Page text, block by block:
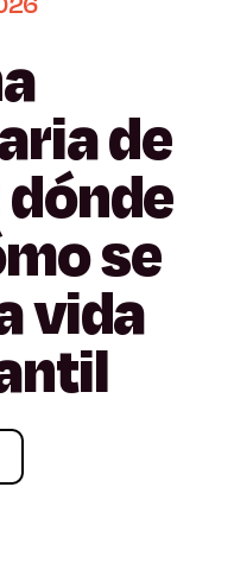
de
dónde
se
vida